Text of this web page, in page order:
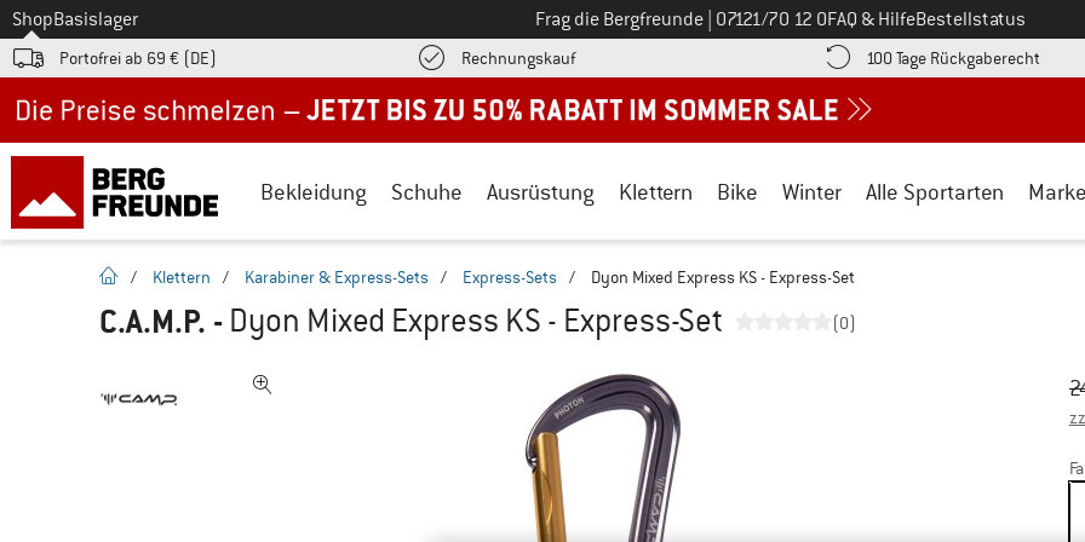
Zum
ShopBasislager Frag die Bergfreunde Ruf uns an unter
07121/70 12 0FAQ & HilfeBestellstatus
Portofrei ab 69 € (DE) RechnungskaufFinde die Zahlungs-Infos hier! Öffnet sich in einer Infobox
100 Tage Rückgaberecht
Bekleidung Schuhe Ausrüstung Klettern Bike Winter Alle Sportarten
Startseite
/ Klettern / Karabiner & Express-Sets / Express-Sets / Dyon Mixed Express KS - Express-Set
C.A.M.P. - Dyon Mixed Express KS - Express-Set (0)